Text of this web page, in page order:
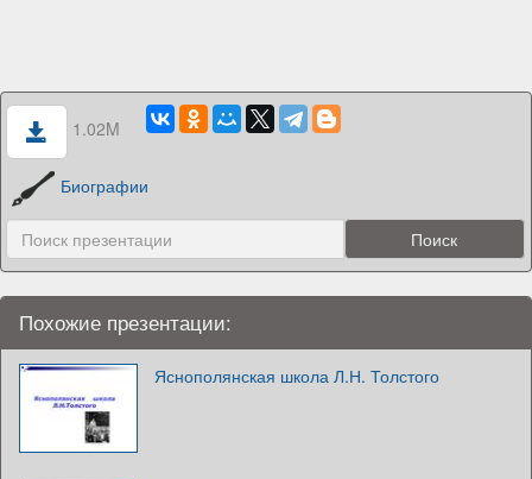
1.02M
Биографии
Похожие презентации:
Яснополянская школа Л.Н. Толстого